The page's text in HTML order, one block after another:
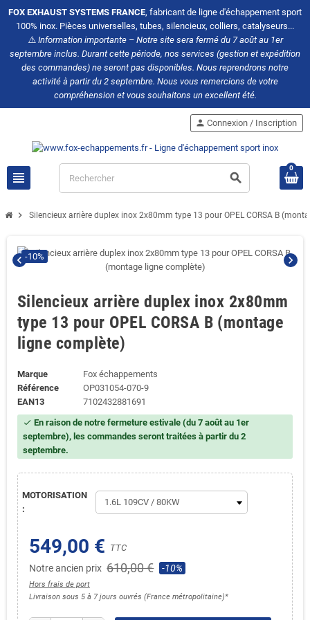
FOX EXHAUST SYSTEMS FRANCE, fabricant de ligne d'échappement sport
100% inox. Pièces universelles, tubes, silencieux, colliers, catalyseurs...
⚠️Information importante – Notre site sera fermé du 7 août au 1er
septembre inclus. Durant cette période, nos services (gestion et expédition
des commandes) ne seront pas disponibles. Nous reprendrons notre
activité à partir du 2 septembre. Nous vous remercions de votre
compréhension et vous souhaitons un excellent été.
view_headline search
person Connexion / Inscription
0
chevron_right Silencieux arrière duplex inox 2x80mm type 13 pour OPEL CORSA B
chevron_left chevron_right
-10%
Silencieux arrière duplex inox 2x80mm
type 13 pour OPEL CORSA B (montage
ligne complète)
Marque
Fox échappements
Référence
OP031054-070-9
EAN13
7102432881691
check En raison de notre fermeture estivale (du 7 août au 1er
septembre), les commandes seront traitées à partir du 2
septembre.
MOTORISATION
:
549,00 € TTC
Notre ancien prix 610,00 € -10%
Hors frais de port
Livraison sous 5 à 7 jours ouvrés (France métropolitaine)*